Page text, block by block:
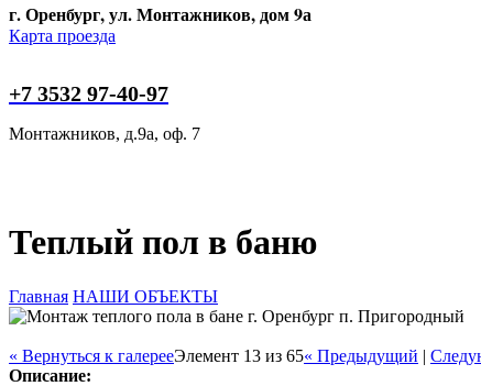
г. Оренбург, ул. Монтажников, дом 9а
Карта проезда
+7 3532 97-40-97
Монтажников, д.9а, оф. 7
Теплый пол в баню
Вы здесь
Главная НАШИ ОБЪЕКТЫ
« Вернуться к галерееЭлемент 13 из 65« Предыдущий |
Описание: